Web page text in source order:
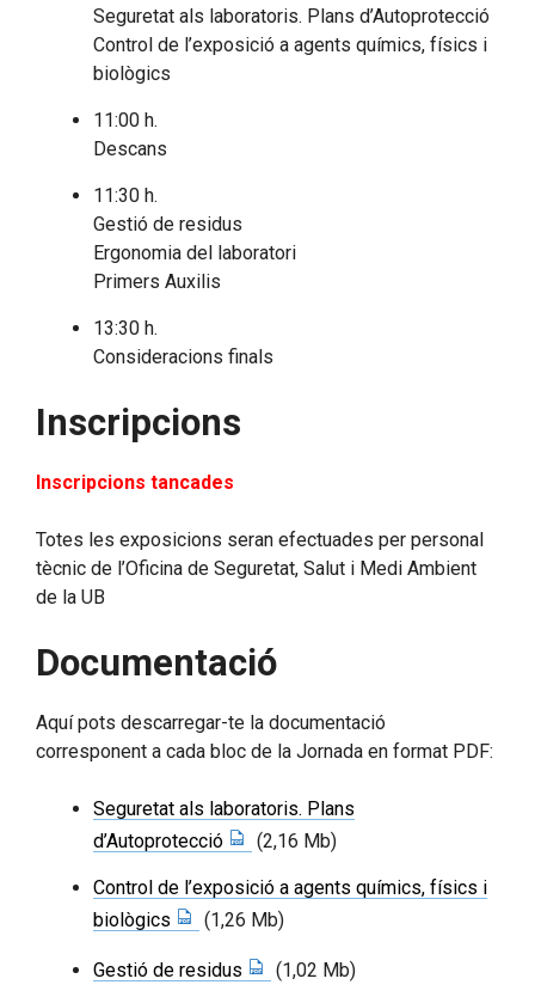
Seguretat als laboratoris. Plans d’Autoprotecció
Control de l’exposició a agents químics, físics i
biològics
11:00 h.
Descans
11:30 h.
Gestió de residus
Ergonomia del laboratori
Primers Auxilis
13:30 h.
Consideracions finals
Inscripcions
Inscripcions tancades
Totes les exposicions seran efectuades per personal
tècnic de l’Oficina de Seguretat, Salut i Medi Ambient
de la UB
Documentació
Aquí pots descarregar-te la documentació
corresponent a cada bloc de la Jornada en format PDF:
Seguretat als laboratoris. Plans
d’Autoprotecció
(2,16 Mb)
Control de l’exposició a agents químics, físics i
biològics
(1,26 Mb)
Gestió de residus (1,02 Mb)